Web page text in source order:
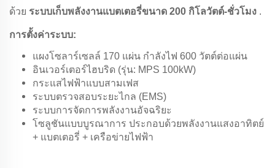
ด้วย ระบบเก็บพลังงานแบตเตอรี่ขนาด 200 กิโลวัตต์-ชั่วโมง .
การตั้งค่าระบบ:
แผงโซลาร์เซลล์ 170 แผ่น กำลังไฟ 600 วัตต์ต่อแผ่น
อินเวอร์เตอร์ไฮบริด (รุ่น: MPS 100kW)
กระแสไฟฟ้าแบบสามเฟส
ระบบตรวจสอบระยะไกล (EMS)
ระบบการจัดการพลังงานอัจฉริยะ
โซลูชันแบบบูรณาการ ประกอบด้วยพลังงานแสงอาทิตย์
+ แบตเตอรี่ + เครือข่ายไฟฟ้า